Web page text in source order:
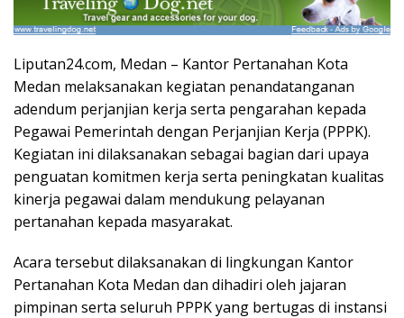
Liputan24.com, Medan – Kantor Pertanahan Kota
Medan melaksanakan kegiatan penandatanganan
adendum perjanjian kerja serta pengarahan kepada
Pegawai Pemerintah dengan Perjanjian Kerja (PPPK).
Kegiatan ini dilaksanakan sebagai bagian dari upaya
penguatan komitmen kerja serta peningkatan kualitas
kinerja pegawai dalam mendukung pelayanan
pertanahan kepada masyarakat.
Acara tersebut dilaksanakan di lingkungan Kantor
Pertanahan Kota Medan dan dihadiri oleh jajaran
pimpinan serta seluruh PPPK yang bertugas di instansi